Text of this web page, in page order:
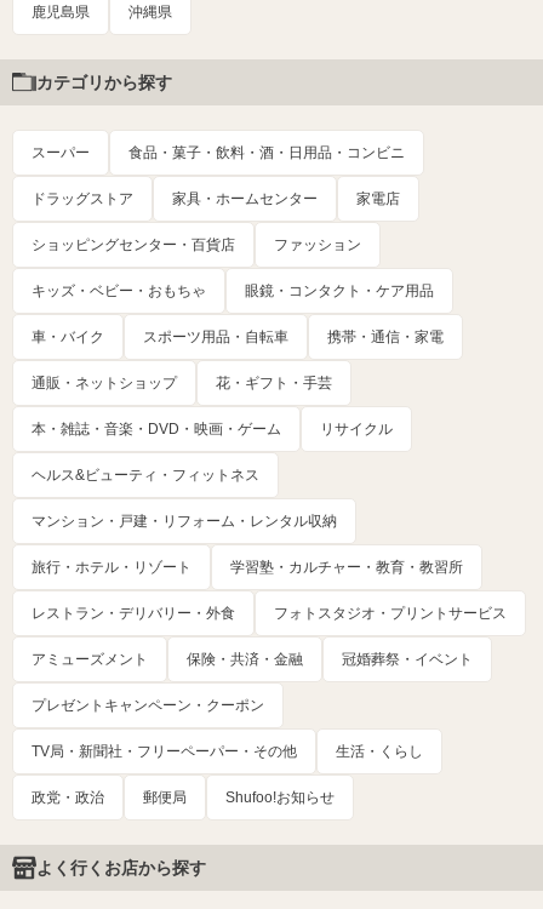
鹿児島県 沖縄県
カテゴリから探す
スーパー 食品・菓子・飲料・酒・日用品・コンビニ
ドラッグストア 家具・ホームセンター 家電店
ショッピングセンター・百貨店 ファッション
キッズ・ベビー・おもちゃ 眼鏡・コンタクト・ケア用品
車・バイク スポーツ用品・自転車 携帯・通信・家電
通販・ネットショップ 花・ギフト・手芸
本・雑誌・音楽・DVD・映画・ゲーム リサイクル
ヘルス&ビューティ・フィットネス
マンション・戸建・リフォーム・レンタル収納
旅行・ホテル・リゾート 学習塾・カルチャー・教育・教習所
レストラン・デリバリー・外食 フォトスタジオ・プリントサービス
アミューズメント 保険・共済・金融 冠婚葬祭・イベント
プレゼントキャンペーン・クーポン
TV局・新聞社・フリーペーパー・その他 生活・くらし
政党・政治 郵便局 Shufoo!お知らせ
よく行くお店から探す